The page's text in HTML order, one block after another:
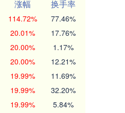
涨幅
换手率
114.72% 77.46%
20.01% 17.76%
20.00% 1.17%
20.00% 12.21%
19.99% 11.69%
19.99% 32.20%
19.99% 5.84%